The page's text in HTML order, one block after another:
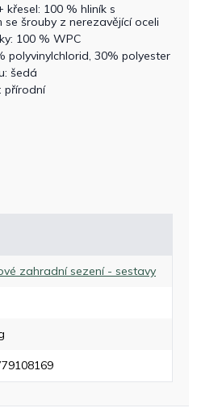
100 % hliník s
se šrouby z nerezavějící oceli
100 % WPC
polyvinylchlorid, 30% polyester
šedá
přírodní
zahradní sezení - sestavy